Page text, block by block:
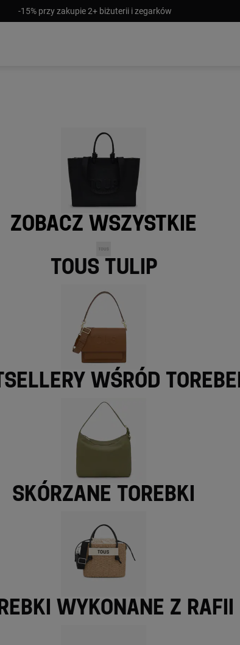
-15% przy zakupie 2+ biżuterii i zegarków
Zobacz wszystkie
Tous Tulip
wśród
Skórzane torebki
wykonane z rafii